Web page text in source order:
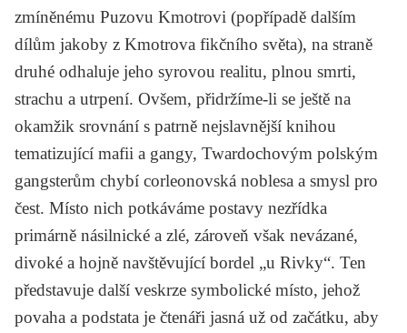
zmíněnému Puzovu Kmotrovi (popřípadě dalším
dílům jakoby z Kmotrova fikčního světa), na straně
druhé odhaluje jeho syrovou realitu, plnou smrti,
strachu a utrpení. Ovšem, přidržíme-li se ještě na
okamžik srovnání s patrně nejslavnější knihou
tematizující mafii a gangy, Twardochovým polským
gangsterům chybí corleonovská noblesa a smysl pro
čest. Místo nich potkáváme postavy nezřídka
primárně násilnické a zlé, zároveň však nevázané,
divoké a hojně navštěvující bordel „u Rivky“. Ten
představuje další veskrze symbolické místo, jehož
povaha a podstata je čtenáři jasná už od začátku, aby